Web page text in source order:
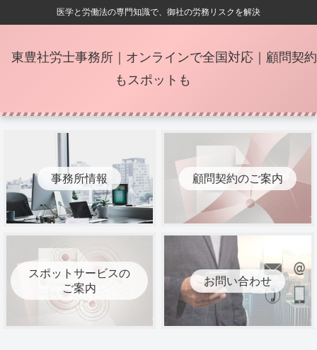
医学と労働法の専門知識で、御社の労務リスクを解決
東豊社労士事務所｜オンラインで全国対応｜顧問契約
もスポットも
事務所情報 顧問契約のご案内
スポットサービスの
ご案内
お問い合わせ